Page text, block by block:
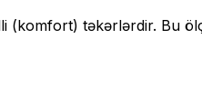
(komfort) təkərlərdir. Bu